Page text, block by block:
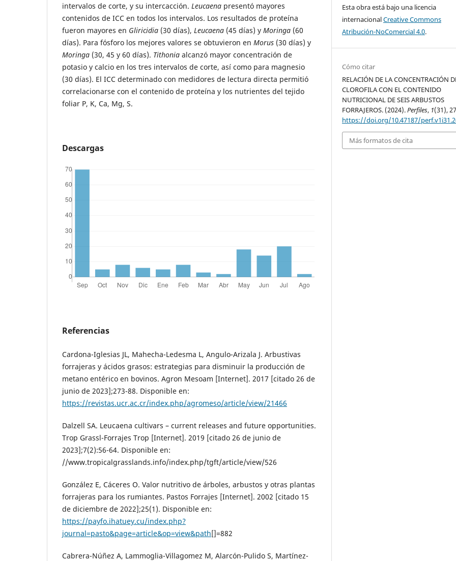
intervalos de corte, y su intercacción. Leucaena presentó mayores
contenidos de ICC en todos los intervalos. Los resultados de proteína
fueron mayores en Gliricidia (30 días), Leucaena (45 días) y Moringa (60
días). Para fósforo los mejores valores se obtuvieron en Morus (30 días) y
Moringa (30, 45 y 60 días). Tithonia alcanzó mayor concentración de
potasio y calcio en los tres intervalos de corte, así como para magnesio
(30 días). El ICC determinado con medidores de lectura directa permitió
correlacionarse con el contenido de proteína y los nutrientes del tejido
foliar P, K, Ca, Mg, S.
Descargas
Referencias
Cardona-Iglesias JL, Mahecha-Ledesma L, Angulo-Arizala J. Arbustivas
forrajeras y ácidos grasos: estrategias para disminuir la producción de
metano entérico en bovinos. Agron Mesoam [Internet]. 2017 [citado 26 de
junio de 2023];273-88. Disponible en:
https://revistas.ucr.ac.cr/index.php/agromeso/article/view/21466
Dalzell SA. Leucaena cultivars – current releases and future opportunities.
Trop Grassl-Forrajes Trop [Internet]. 2019 [citado 26 de junio de
2023];7(2):56-64. Disponible en:
//www.tropicalgrasslands.info/index.php/tgft/article/view/526
González E, Cáceres O. Valor nutritivo de árboles, arbustos y otras plantas
forrajeras para los rumiantes. Pastos Forrajes [Internet]. 2002 [citado 15
de diciembre de 2022];25(1). Disponible en:
https://payfo.ihatuey.cu/index.php?
journal=pasto&page=article&op=view&path[]=882
Cabrera-Núñez A, Lammoglia-Villagomez M, Alarcón-Pulido S, Martínez-
Esta obra está bajo una licencia
internacionalCreative Commons
Atribución-NoComercial 4.0.
Cómo citar
RELACIÓN DE LA CONCENTRACIÓN
CLOROFILA CON EL CONTENIDO
NUTRICIONAL DE SEIS ARBUSTOS
FORRAJEROS. (2024).Perfiles, 1(31),
https://doi.org/10.47187/
Más formatos de cita